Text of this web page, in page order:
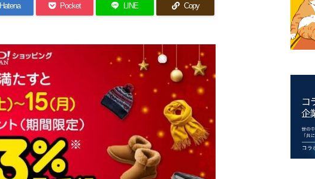
Hatena Pocket LINE Copy